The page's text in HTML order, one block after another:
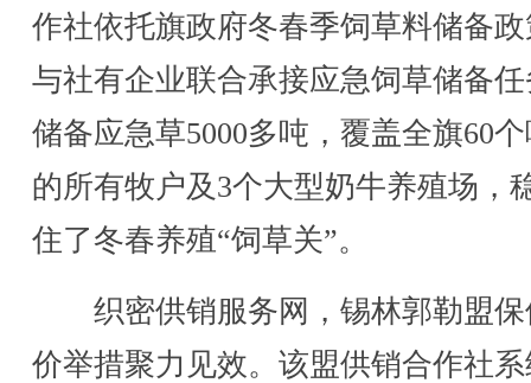
作社依托旗政府冬春季饲草料储备
与社有企业联合承接应急饲草储备
储备应急草5000多吨，覆盖全旗60
的所有牧户及3个大型奶牛养殖场，
住了冬春养殖“饲草关”。
织密供销服务网，锡林郭勒盟保
价举措聚力见效。该盟供销合作社